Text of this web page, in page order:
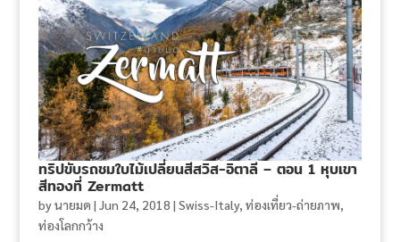
ทริปขับรถชมใบไม้เปลี่ยนสีสวิส-อิตาลี – ตอน 1 หุบเขา
สีทองที่ Zermatt
byนายมด | Jun 24, 2018 | Swiss-Italy, ท่องเที่ยว-ถ่ายภาพ,
ท่องโลกกว้าง